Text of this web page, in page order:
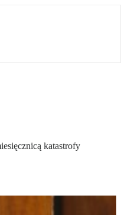
katastrofy